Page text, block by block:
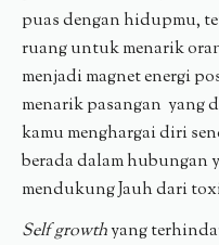
puas dengan hidupmu,
ruang untuk menarik
menjadi magnet energi
menarik pasangan yang
kamu menghargai diri
berada dalam hubungan
mendukung Jauh dari
Self growthyang